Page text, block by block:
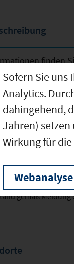
finden
Grundsteuer
gemäß Meldung
Sofern Sie uns
Analytics.
dahingehend,
Jahren)
Wirkung für